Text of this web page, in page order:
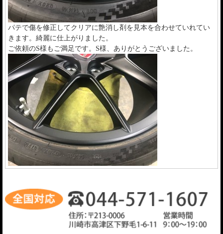
パテで傷を修正してクリアに艶消し剤を見本を合わせていれてい
きます。綺麗に仕上がりました。
ご依頼のS様もご満足です。S様、ありがとうございました。